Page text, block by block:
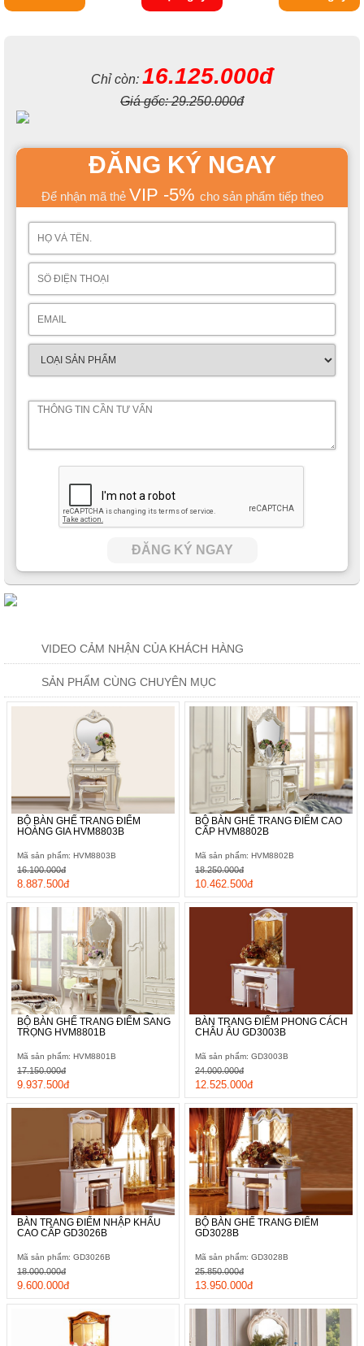
Chỉ còn: 16.125.000đ
Giá gốc:29.250.000đ
ĐĂNG KÝ NGAY
Để nhận mã thẻ VIP -5% cho sản phẩm tiếp theo
ĐĂNG KÝ NGAY
VIDEO CẢM NHẬN CỦA KHÁCH HÀNG
SẢN PHẨM CÙNG CHUYÊN MỤC
BỘ BÀN GHẾ TRANG ĐIỂM
HOÀNG GIA HVM8803B
Mã sản phẩm: HVM8803B
8.887.500đ
16.100.000đ
BỘ BÀN GHẾ TRANG ĐIỂM CAO
CẤP HVM8802B
Mã sản phẩm: HVM8802B
10.462.500đ
18.250.000đ
BỘ BÀN GHẾ TRANG ĐIỂM SANG
TRỌNG HVM8801B
Mã sản phẩm: HVM8801B
9.937.500đ
17.150.000đ
BÀN TRANG ĐIỂM PHONG CÁCH
CHÂU ÂU GD3003B
Mã sản phẩm: GD3003B
12.525.000đ
24.000.000đ
BÀN TRANG ĐIỂM NHẬP KHẨU
CAO CẤP GD3026B
Mã sản phẩm: GD3026B
9.600.000đ
18.000.000đ
BỘ BÀN GHẾ TRANG ĐIỂM
GD3028B
Mã sản phẩm: GD3028B
13.950.000đ
25.850.000đ